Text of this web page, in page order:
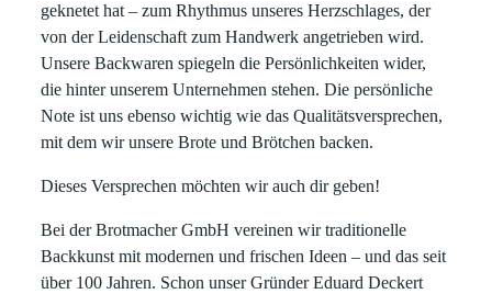
geknetet hat – zum Rhythmus unseres Herzschlages, der
von der Leidenschaft zum Handwerk angetrieben wird.
Unsere Backwaren spiegeln die Persönlichkeiten wider,
die hinter unserem Unternehmen stehen. Die persönliche
Note ist uns ebenso wichtig wie das Qualitätsversprechen,
mit dem wir unsere Brote und Brötchen backen.
Dieses Versprechen möchten wir auch dir geben!
Bei der Brotmacher GmbH vereinen wir traditionelle
Backkunst mit modernen und frischen Ideen – und das seit
über 100 Jahren. Schon unser Gründer Eduard Deckert